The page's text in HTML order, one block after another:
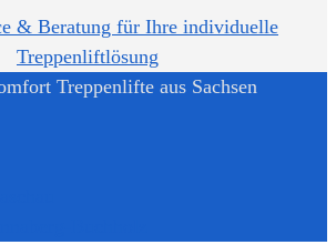
Treppenlifte aus Sachsen